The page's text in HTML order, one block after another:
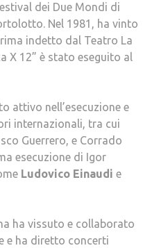
dei Due Mondi di
Nel 1981, ha vinto
indetto dal Teatro La
X 12” è stato eseguito al
attivo nell’esecuzione e
internazionali, tra cui
Guerrero, e Corrado
esecuzione di Igor
Ludovico Einaudi e
ha vissuto e collaborato
e ha diretto concerti